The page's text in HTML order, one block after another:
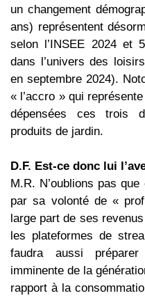
un changement
ans) représentent
selon l’INSEE 2024 et
dans l’univers des
en septembre 2024).
« l’accro » qui
dépensées ces trois
produits de jardin.
D.F. Est-ce donc lui
M.R. N’oublions pas
par sa volonté de «
large part de ses
les plateformes de
faudra aussi
imminente de la
rapport à la